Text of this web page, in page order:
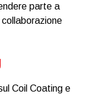
parte a
Coil Coating e